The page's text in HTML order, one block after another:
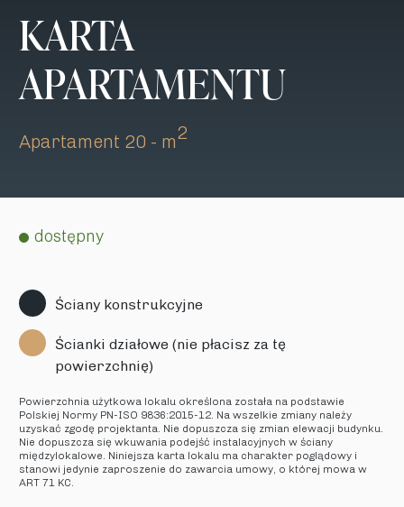
KARTA
APARTAMENTU
Apartament 20 - m2
dostępny
Ściany konstrukcyjne
Ścianki działowe (nie płacisz za tę
powierzchnię)
Powierzchnia użytkowa lokalu określona została na podstawie
Polskiej Normy PN-ISO 9836:2015-12. Na wszelkie zmiany należy
uzyskać zgodę projektanta. Nie dopuszcza się zmian elewacji budynku.
Nie dopuszcza się wkuwania podejść instalacyjnych w ściany
międzylokalowe. Niniejsza karta lokalu ma charakter poglądowy i
stanowi jedynie zaproszenie do zawarcia umowy, o której mowa w
ART 71 KC.